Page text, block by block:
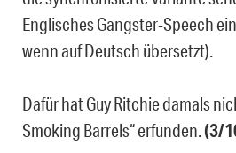
Englisches Gangster-Speech
wenn auf Deutsch übersetzt).
Dafür hat Guy Ritchie damals
Smoking Barrels“ erfunden.(3/